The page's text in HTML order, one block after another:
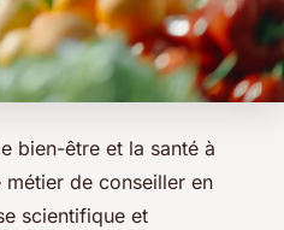
bien-être et la santé à
de conseiller en
scientifique et